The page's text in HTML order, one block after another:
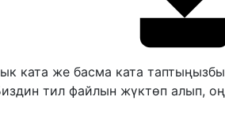
ката же басма ката
тил файлын жүктөп алып,